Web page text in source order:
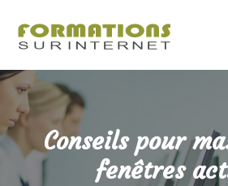
Conseils pour
fenêtres